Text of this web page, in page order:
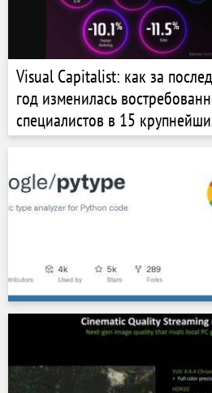
Visual Capitalist: как за
год изменилась
специалистов в 15
компаний бигтеха